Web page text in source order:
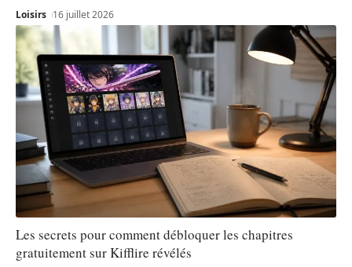
Loisirs 16 juillet 2026
Les secrets pour comment débloquer les chapitres
gratuitement sur Kifflire révélés